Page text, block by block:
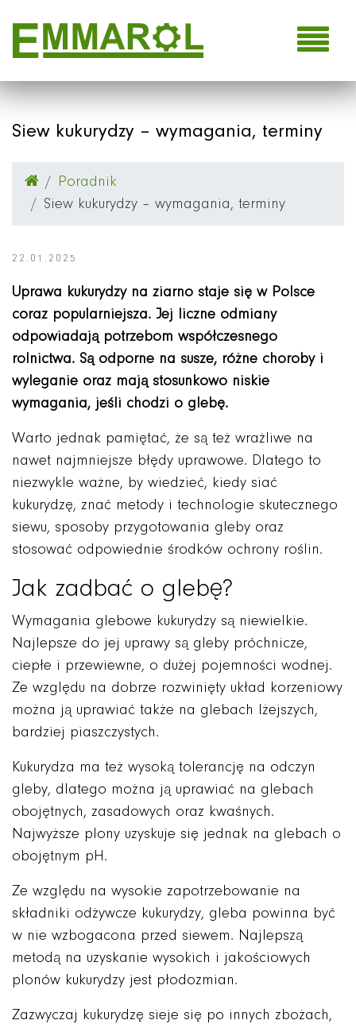
Emmarol Sp. z o.o. | Siew
Siew kukurydzy – wymagania, terminy
Poradnik
Siew kukurydzy – wymagania, terminy
22.01.2025
Uprawa kukurydzy na ziarno staje się w Polsce
coraz popularniejsza. Jej liczne odmiany
odpowiadają potrzebom współczesnego
rolnictwa. Są odporne na susze, różne choroby i
wyleganie oraz mają stosunkowo niskie
wymagania, jeśli chodzi o glebę.
Warto jednak pamiętać, że są też wrażliwe na
nawet najmniejsze błędy uprawowe. Dlatego to
niezwykle ważne, by wiedzieć, kiedy siać
kukurydzę, znać metody i technologie skutecznego
siewu, sposoby przygotowania gleby oraz
stosować odpowiednie środków ochrony roślin.
Jak zadbać o glebę?
Wymagania glebowe kukurydzy są niewielkie.
Najlepsze do jej uprawy są gleby próchnicze,
ciepłe i przewiewne, o dużej pojemności wodnej.
Ze względu na dobrze rozwinięty układ korzeniowy
można ją uprawiać także na glebach lżejszych,
bardziej piaszczystych.
Kukurydza ma też wysoką tolerancję na odczyn
gleby, dlatego można ją uprawiać na glebach
obojętnych, zasadowych oraz kwaśnych.
Najwyższe plony uzyskuje się jednak na glebach o
obojętnym pH.
Ze względu na wysokie zapotrzebowanie na
składniki odżywcze kukurydzy, gleba powinna być
w nie wzbogacona przed siewem. Najlepszą
metodą na uzyskanie wysokich i jakościowych
plonów kukurydzy jest płodozmian.
Zazwyczaj kukurydzę sieje się po innych zbożach,